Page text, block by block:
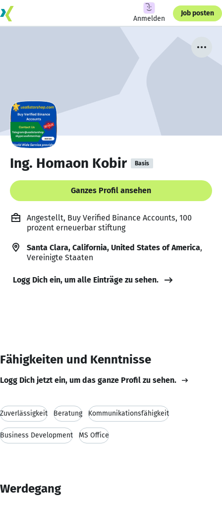
Anmelden
Job posten
Ing. Homaon Kobir Basis
Ganzes Profil ansehen
Angestellt, Buy Verified Binance Accounts, 100
prozent erneuerbar stiftung
Santa Clara, California, United States of America,
Vereinigte Staaten
Logg Dich ein, um alle Einträge zu sehen.
Fähigkeiten und Kenntnisse
Logg Dich jetzt ein, um das ganze Profil zu sehen.
Zuverlässigkeit Beratung Kommunikationsfähigkeit
Business Development MS Office
Werdegang